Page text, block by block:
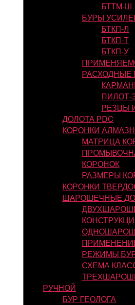
БТТМ-Ш
БУРЫ
БТКП-Л
БТКП-Т
БТКП-У
РАСХОДНЫЕ
ПИЛОТ-
РЕЗЦЫ
ДОЛОТА PDC
КОРОНКИ
МАТРИЦА
КОРОНОК
РАЗМЕРЫ
КОРОНКИ
ШАРОШЕЧНЫЕ
РЕЖИМЫ
СХЕМА
РУЧНОЙ
БУР ГЕОЛОГА